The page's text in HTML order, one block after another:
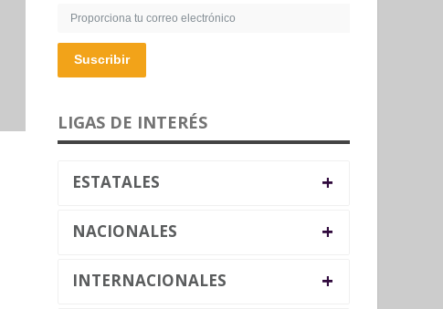
Suscribir
LIGAS DE INTERÉS
ESTATALES +
NACIONALES +
INTERNACIONALES +